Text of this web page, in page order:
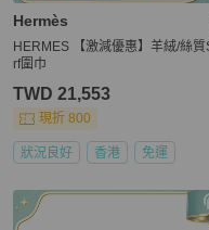
Hermès
HERMES 【激減優惠】羊絨/絲質
rf圍巾
TWD 21,553
現折 800
狀況良好 香港 免運